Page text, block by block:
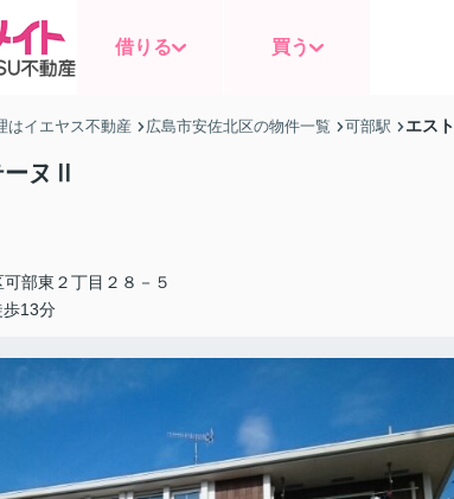
借りる 買う
はイエヤス不動産 広島市安佐北区の物件一覧 可部駅 エス
ヌⅡ
可部東 ２丁目２８－５
歩13分